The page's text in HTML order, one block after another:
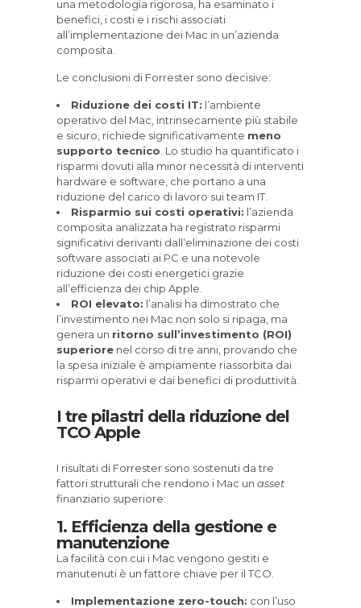
una metodologia rigorosa, ha esaminato i
benefici, i costi e i rischi associati
all’implementazione dei Mac in un’azienda
composita.
Le conclusioni di Forrester sono decisive:
Riduzione dei costi IT: l’ambiente
operativo del Mac, intrinsecamente più stabile
e sicuro, richiede significativamente meno
supporto tecnico . Lo studio ha quantificato i
risparmi dovuti alla minor necessità di interventi
hardware e software, che portano a una
riduzione del carico di lavoro sui team IT.
Risparmio sui costi operativi: l’azienda
composita analizzata ha registrato risparmi
significativi derivanti dall’eliminazione dei costi
software associati ai PC e una notevole
riduzione dei costi energetici grazie
all’efficienza dei chip Apple.
ROI elevato: l’analisi ha dimostrato che
l’investimento nei Mac non solo si ripaga, ma
genera un ritorno sull’investimento (ROI)
superiorenel corso di tre anni, provando che
la spesa iniziale è ampiamente riassorbita dai
risparmi operativi e dai benefici di produttività.
I tre pilastri della riduzione del
TCO Apple
I risultati di Forrester sono sostenuti da tre
fattori strutturali che rendono i Mac un asset
finanziario superiore:
1. Efficienza della gestione e
manutenzione
La facilità con cui i Mac vengono gestiti e
manutenuti è un fattore chiave per il TCO.
Implementazione zero-touch: con l’uso